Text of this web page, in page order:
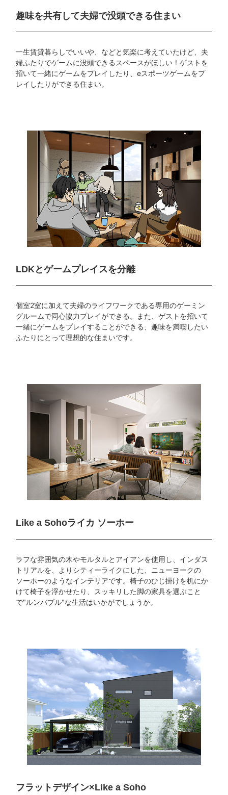
趣味を共有して夫婦で没頭できる住まい
一生賃貸暮らしでいいや、などと気楽に考えていたけど、夫
婦ふたりでゲームに没頭できるスペースがほしい！ゲストを
招いて一緒にゲームをプレイしたり、eスポーツゲームをプ
レイしたりができる住まい。
LDKとゲームプレイスを分離
個室2室に加えて夫婦のライフワークである専用のゲーミン
グルームで同心協力プレイができる。また、ゲストを招いて
一緒にゲームをプレイすることができる、趣味を満喫したい
ふたりにとって理想的な住まいです。
Like a Sohoライカ ソーホー
ラフな雰囲気の木やモルタルとアイアンを使用し、インダス
トリアルを、よりシティーライクにした、ニューヨークの
ソーホーのようなインテリアです。椅子のひじ掛けを机にか
けて椅子を浮かせたり、スッキリした脚の家具を選ぶこと
で"ルンバブル"な生活はいかがでしょうか。
フラットデザイン×Like a Soho